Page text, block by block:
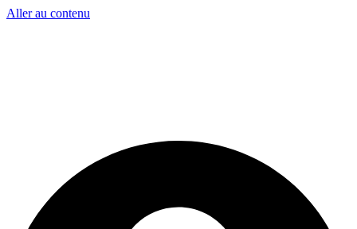
Aller au contenu